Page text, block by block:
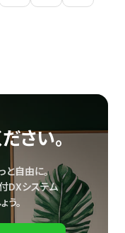
さい。
と自由に。
DXシステム
う。